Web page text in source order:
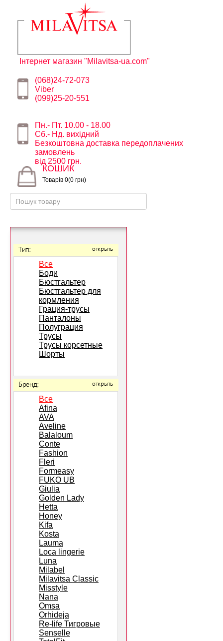
Інтернет магазин "Milavitsa-ua.com"
(068)24-72-073
Viber
(099)25-20-551
Пн.- Пт. 10.00 - 18.00
Сб.- Нд. вихідний
Безкоштовна доставка передоплачених
замовлень
від 2500 грн.
КОШИК
Товарів 0(0 грн)
Тип: открыть
Все
Боди
Бюстгальтер
Бюстгальтер для
кормления
Грация-трусы
Панталоны
Полуграция
Трусы
Трусы корсетные
Шорты
Бренд: открыть
Все
Afina
AVA
Aveline
Balaloum
Conte
Fashion
Fleri
Formeasy
FUKO UB
Giulia
Golden Lady
Hetta
Honey
Kifa
Kosta
Lauma
Loca lingerie
Luna
Milabel
Milavitsa Classic
Misstyle
Nana
Omsa
Orhideja
Re-life Тигровые
Senselle